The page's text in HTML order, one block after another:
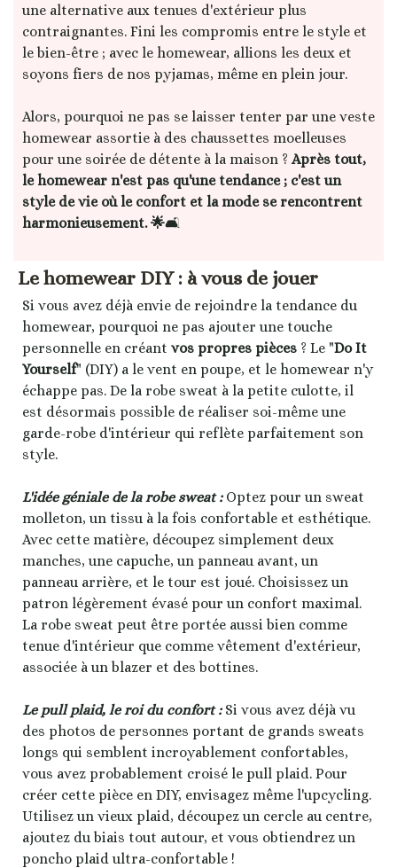
une alternative aux tenues d'extérieur plus
contraignantes. Fini les compromis entre le style et
le bien-être ; avec le homewear, allions les deux et
soyons fiers de nos pyjamas, même en plein jour.
Alors, pourquoi ne pas se laisser tenter par une veste
homewear assortie à des chaussettes moelleuses
pour une soirée de détente à la maison ? Après tout,
le homewear n'est pas qu'une tendance ; c'est un
style de vie où le confort et la mode se rencontrent
harmonieusement. 🌟🛋️
Le homewear DIY : à vous de jouer
Si vous avez déjà envie de rejoindre la tendance du
homewear, pourquoi ne pas ajouter une touche
personnelle en créant vos propres pièces ? Le "Do It
Yourself" (DIY) a le vent en poupe, et le homewear n'y
échappe pas. De la robe sweat à la petite culotte, il
est désormais possible de réaliser soi-même une
garde-robe d'intérieur qui reflète parfaitement son
style.
L'idée géniale de la robe sweat :Optez pour un sweat
molleton, un tissu à la fois confortable et esthétique.
Avec cette matière, découpez simplement deux
manches, une capuche, un panneau avant, un
panneau arrière, et le tour est joué. Choisissez un
patron légèrement évasé pour un confort maximal.
La robe sweat peut être portée aussi bien comme
tenue d'intérieur que comme vêtement d'extérieur,
associée à un blazer et des bottines.
Le pull plaid, le roi du confort :Si vous avez déjà vu
des photos de personnes portant de grands sweats
longs qui semblent incroyablement confortables,
vous avez probablement croisé le pull plaid. Pour
créer cette pièce en DIY, envisagez même l'upcycling.
Utilisez un vieux plaid, découpez un cercle au centre,
ajoutez du biais tout autour, et vous obtiendrez un
poncho plaid ultra-confortable !